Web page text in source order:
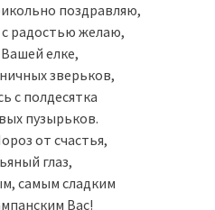
поздравляю,
радостью желаю,
елке,
зверьков,
с полдесятка
пузырьков.
от счастья,
глаз,
самым сладким
Вас!